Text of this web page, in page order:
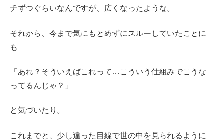
チずつぐらいなんですが、広くなったような。
それから、今まで気にもとめずにスルーしていたことに
も
「あれ？そういえばこれって…こういう仕組みでこうな
ってるんじゃ？」
と気づいたり。
これまでと、少し違った目線で世の中を見られるように